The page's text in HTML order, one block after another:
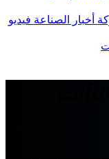
أخبار الصناعة فيديو